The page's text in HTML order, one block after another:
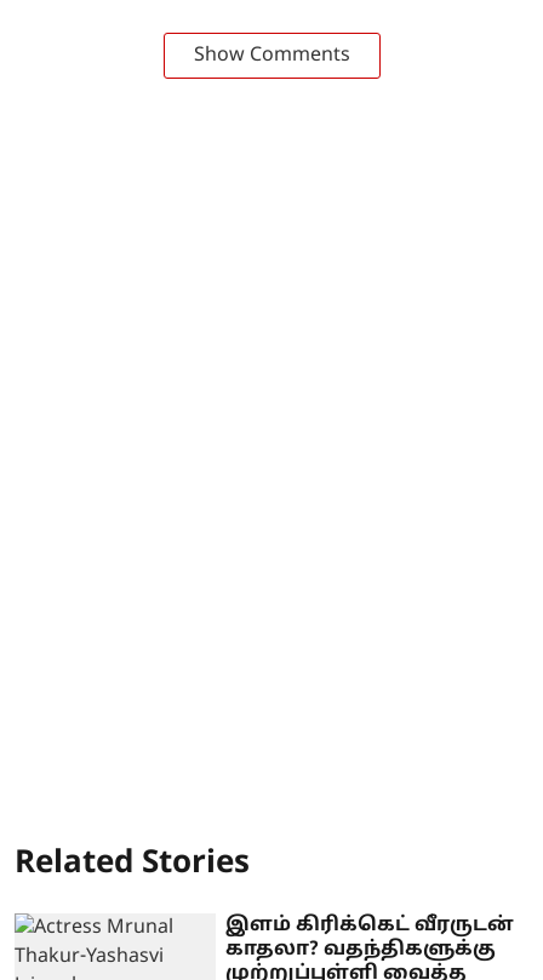
Show Comments
Related Stories
இளம் கிரிக்கெட் வீரருடன்
காதலா? வதந்திகளுக்கு
முற்றுப்புள்ளி வைத்த